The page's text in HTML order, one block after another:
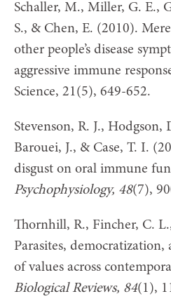
Schaller, M., Miller, G. E.,
S., & Chen, E. (2010).
other people’s disease
aggressive immune
Science, 21(5), 649-652.
Stevenson, R. J., Hodgson,
Barouei, J., & Case, T. I.
disgust on oral immune
Psychophysiology, 48(7),
Thornhill, R., Fincher, C.
Parasites,
of values across
Biological Reviews, 84(1),